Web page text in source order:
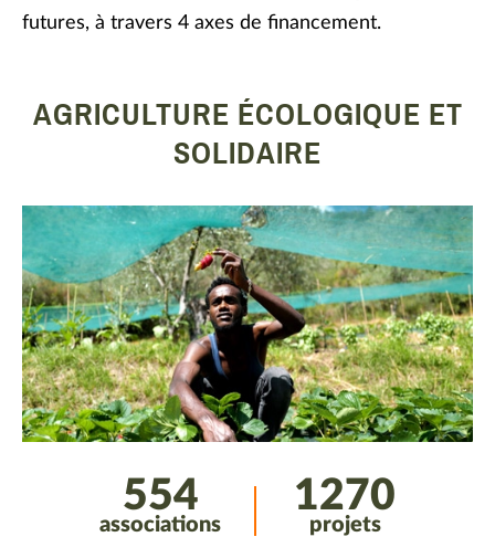
futures, à travers 4 axes de financement.
AGRICULTURE ÉCOLOGIQUE ET
SOLIDAIRE
554
associations
1270
projets